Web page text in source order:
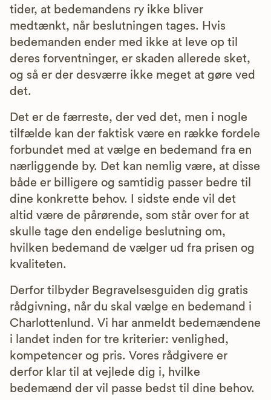
tider, at bedemandens ry ikke bliver
medtænkt, når beslutningen tages. Hvis
bedemanden ender med ikke at leve op til
deres forventninger, er skaden allerede sket,
og så er der desværre ikke meget at gøre ved
det.
Det er de færreste, der ved det, men i nogle
tilfælde kan der faktisk være en række fordele
forbundet med at vælge en bedemand fra en
nærliggende by. Det kan nemlig være, at disse
både er billigere og samtidig passer bedre til
dine konkrette behov. I sidste ende vil det
altid være de pårørende, som står over for at
skulle tage den endelige beslutning om,
hvilken bedemand de vælger ud fra prisen og
kvaliteten.
Derfor tilbyder Begravelsesguiden dig gratis
rådgivning, når du skal vælge en bedemand i
Charlottenlund. Vi har anmeldt bedemændene
i landet inden for tre kriterier: venlighed,
kompetencer og pris. Vores rådgivere er
derfor klar til at vejlede dig i, hvilke
bedemænd der vil passe bedst til dine behov.